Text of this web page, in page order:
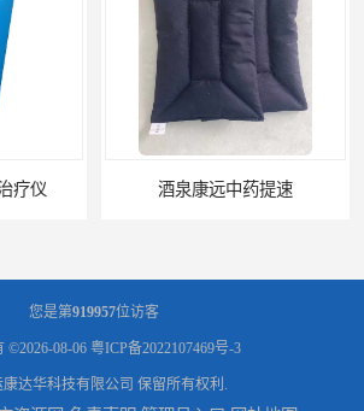
速 中药提速增效垫渗透液哪家好
您是第919957位访客
©2026-08-06 粤ICP备2022107469号-3
达华科技有限公司 保留所有权利.